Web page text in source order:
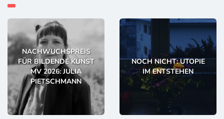
NACHWUCHSPREIS
FÜR BILDENDE KUNST
MV 2026: JULIA
PIETSCHMANN
NOCH NICHT: UTOPIE
IM ENTSTEHEN